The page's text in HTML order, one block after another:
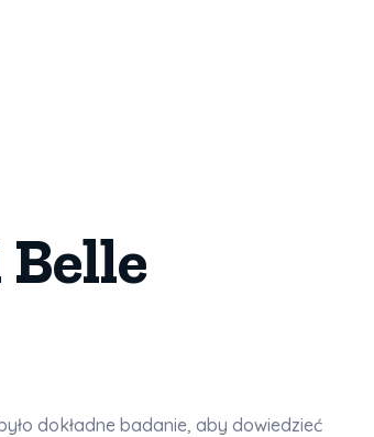
dokładne badanie, aby dowiedzieć